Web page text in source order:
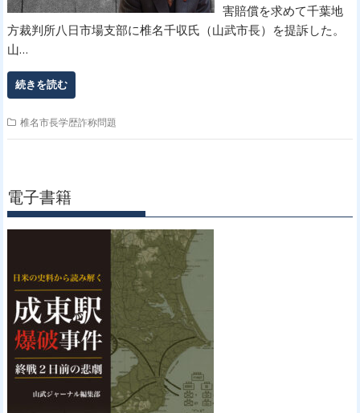
害賠償を求めて千葉地
方裁判所八日市場支部に椎名千収氏（山武市長）を提訴した。
山…
続きを読む
椎名市長学歴詐称問題
電子書籍